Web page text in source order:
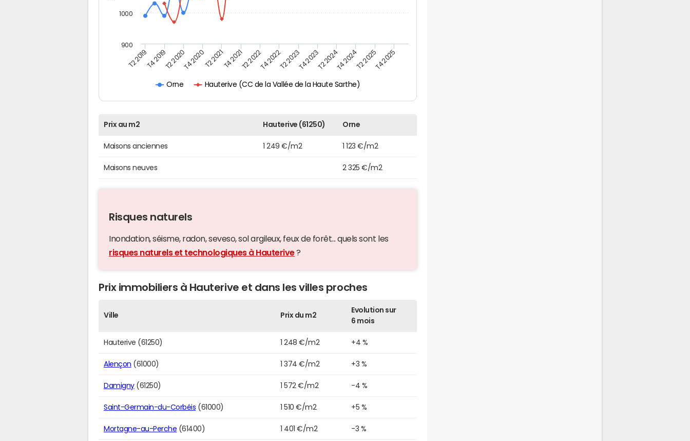
Orne Hauterive (CC de la Vallée de la Haute Sarthe)
T2 2019T4 2019T2 2020T4 2020T2 2021T4 2021T2 2022T4 2022T2 2023T4 2023T2 2024T4 2024T2 2025T4 2025
900
1000
Prix au m2 Hauterive (61250) Orne
Maisons anciennes 1 249 €/m2 1 123 €/m2
Maisons neuves 2 325 €/m2
Risques naturels
Inondation, séisme, radon, seveso, sol argileux, feux de forêt... quels sont les
risques naturels et technologiques à Hauterive?
Prix immobiliers à Hauterive et dans les villes proches
Ville Prix du m2
Evolution sur
6 mois
Hauterive (61250) 1 248 €/m2 +4 %
Alençon (61000) 1 374 €/m2 +3 %
Damigny(61250) 1 572 €/m2 -4 %
Saint-Germain-du-Corbéis (61000) 1 510 €/m2 +5 %
Mortagne-au-Perche (61400) 1 401 €/m2 -3 %